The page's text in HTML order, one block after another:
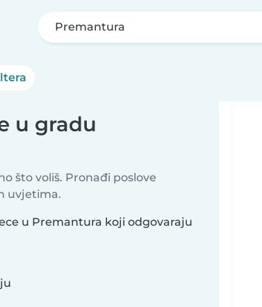
Premantura
u gradu
što voliš. Pronađi poslove
uvjetima.
u Premantura koji odgovaraju